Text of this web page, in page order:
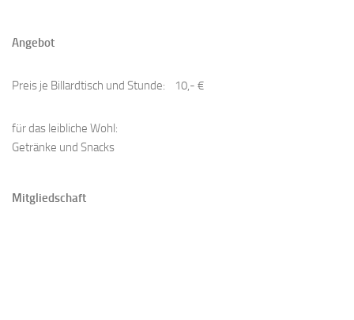
Angebot
Preis je Billardtisch und Stunde: 10,- €
​für das leibliche Wohl:
Getränke und Snacks
Mitgliedschaft